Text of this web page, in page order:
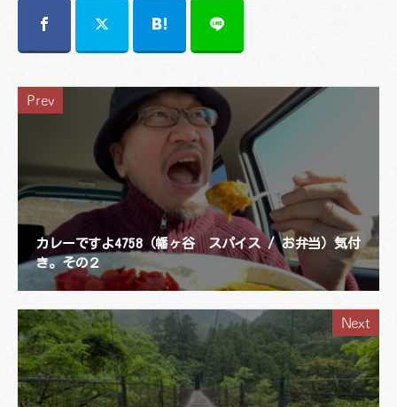
Prev
カレーですよ4758（幡ヶ谷 スパイス / お弁当）気付
き。その２
Next